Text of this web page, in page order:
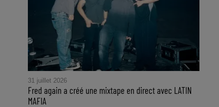
31 juillet 2026
Fred again a créé une mixtape en direct avec LATIN
MAFIA